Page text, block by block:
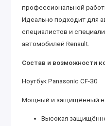
профессиональной
Идеально подходит для
специалистов и
автомобилей Renault.
Состав и возможности
Ноутбук Panasonic CF-30
Мощный и защищённый
Высокая